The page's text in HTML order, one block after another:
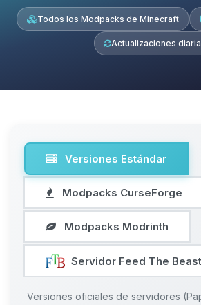
Todos los Modpacks de Minecraft
Actualizaciones
Versiones Estándar
Modpacks CurseForge
Modpacks Modrinth
Servidor Feed The Beast
Versiones oficiales de servidores